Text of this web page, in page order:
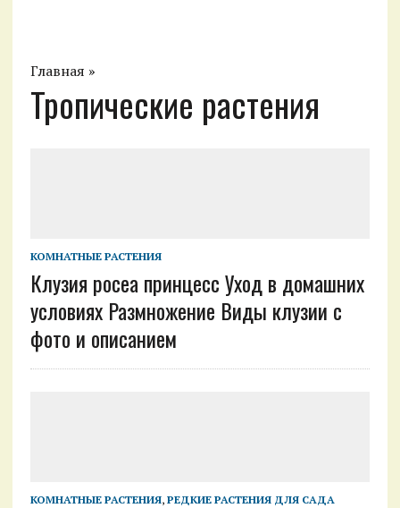
Главная »
Тропические растения
КОМНАТНЫЕ РАСТЕНИЯ
Клузия росеа принцесс Уход в домашних
условиях Размножение Виды клузии с
фото и описанием
КОМНАТНЫЕ РАСТЕНИЯ, РЕДКИЕ РАСТЕНИЯ ДЛЯ САДА